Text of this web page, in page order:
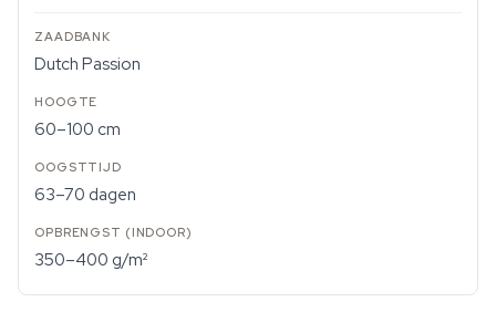
Dutch Passion
60–100 cm
63–70 dagen
350–400 g/m²